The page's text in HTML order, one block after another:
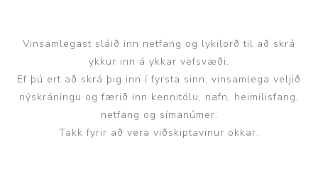
Vinsamlegast sláið inn netfang og lykilorð til að skrá
ykkur inn á ykkar vefsvæði.
Ef þú ert að skrá þig inn í fyrsta sinn, vinsamlega veljið
nýskráningu og færið inn kennitölu, nafn, heimilisfang,
netfang og símanúmer.
Takk fyrir að vera viðskiptavinur okkar.